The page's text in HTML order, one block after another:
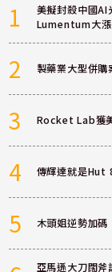
1
美擬封殺中國
Lumentum大漲
2 製藥業大型併
3 Rocket Lab獲
4 傳輝達就是Hut
5 木頭姐逆勢加
亞馬遜大刀闊